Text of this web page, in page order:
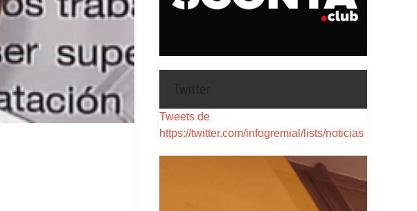
Tweets de
https://twitter.com/infogremial/lists/noticias